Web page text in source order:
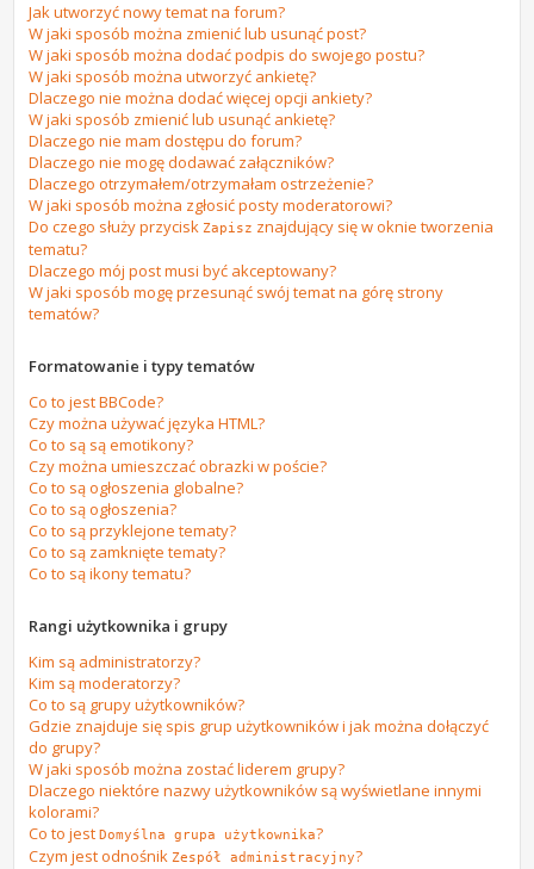
Jak utworzyć nowy temat na forum?
W jaki sposób można zmienić lub usunąć post?
W jaki sposób można dodać podpis do swojego postu?
W jaki sposób można utworzyć ankietę?
Dlaczego nie można dodać więcej opcji ankiety?
W jaki sposób zmienić lub usunąć ankietę?
Dlaczego nie mam dostępu do forum?
Dlaczego nie mogę dodawać załączników?
Dlaczego otrzymałem/otrzymałam ostrzeżenie?
W jaki sposób można zgłosić posty moderatorowi?
Do czego służy przyciskZapisz znajdujący się w oknie tworzenia
tematu?
Dlaczego mój post musi być akceptowany?
W jaki sposób mogę przesunąć swój temat na górę strony
tematów?
Formatowanie i typy tematów
Co to jest BBCode?
Czy można używać języka HTML?
Co to są są emotikony?
Czy można umieszczać obrazki w poście?
Co to są ogłoszenia globalne?
Co to są ogłoszenia?
Co to są przyklejone tematy?
Co to są zamknięte tematy?
Co to są ikony tematu?
Rangi użytkownika i grupy
Kim są administratorzy?
Kim są moderatorzy?
Co to są grupy użytkowników?
Gdzie znajduje się spis grup użytkowników i jak można dołączyć
do grupy?
W jaki sposób można zostać liderem grupy?
Dlaczego niektóre nazwy użytkowników są wyświetlane innymi
kolorami?
Co to jestDomyślna grupa użytkownika?
Czym jest odnośnikZespół administracyjny?